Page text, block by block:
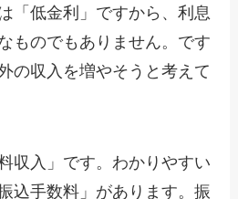
「低金利」ですから、利息
ものでもありません。です
の収入を増やそうと考えて
収入」です。わかりやすい
込手数料」があります。振